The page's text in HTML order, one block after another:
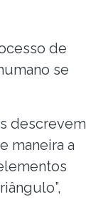
de
se
descrevem
maneira a